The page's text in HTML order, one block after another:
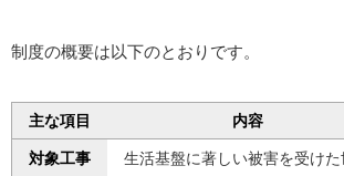
制度の概要は以下のとおりです。
主な項目 内容
対象工事 生活基盤に著しい被害を受けた